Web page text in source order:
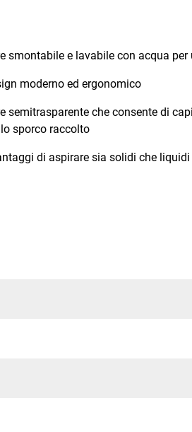
smontabile e lavabile con acqua
moderno ed ergonomico
semitrasparente che consente di
sporco raccolto
di aspirare sia solidi che liquidi